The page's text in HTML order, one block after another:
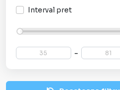
Interval pret
-